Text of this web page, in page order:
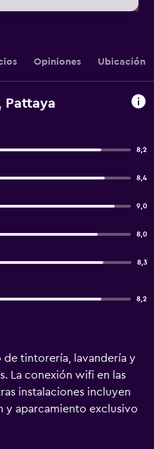
Opiniones Ubicación
Pattaya
8,2
8,4
9,0
8,0
8,3
8,2
tintorería, lavandería y
La conexión wifi en las
instalaciones incluyen
y aparcamiento exclusivo
ofrece 80 alojamientos
y botella de agua